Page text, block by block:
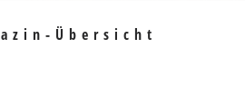
Übersicht